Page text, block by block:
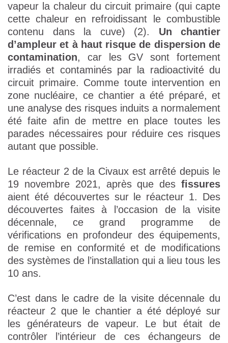
vapeur la chaleur du circuit primaire (qui capte
cette chaleur en refroidissant le combustible
contenu dans la cuve) (2). Un chantier
d’ampleur et à haut risque de dispersion de
contamination, car les GV sont fortement
irradiés et contaminés par la radioactivité du
circuit primaire. Comme toute intervention en
zone nucléaire, ce chantier a été préparé, et
une analyse des risques induits a normalement
été faite afin de mettre en place toutes les
parades nécessaires pour réduire ces risques
autant que possible.
Le réacteur 2 de la Civaux est arrêté depuis le
19 novembre 2021, après que des fissures
aient été découvertes sur le réacteur 1. Des
découvertes faites à l’occasion de la visite
décennale, ce grand programme de
vérifications en profondeur des équipements,
de remise en conformité et de modifications
des systèmes de l’installation qui a lieu tous les
10 ans.
C’est dans le cadre de la visite décennale du
réacteur 2 que le chantier a été déployé sur
les générateurs de vapeur. Le but était de
contrôler l’intérieur de ces échangeurs de